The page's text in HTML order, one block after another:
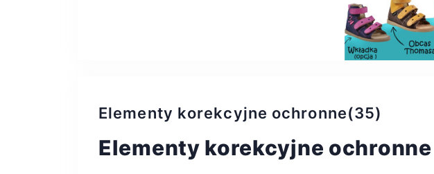
Elementy korekcyjne ochronne(35)
Elementy korekcyjne ochronne